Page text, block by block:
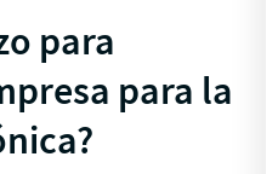
para
para la